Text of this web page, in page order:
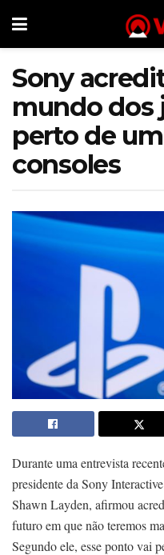
Sony
mundo dos
perto de
consoles
Durante uma entrevista
presidente da Sony
Shawn Layden, afirmou
futuro em que não teremos
Segundo ele, esse ponto vai